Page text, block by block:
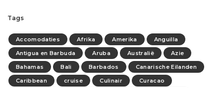
Tags
Accomodaties Afrika Amerika
Anguilla
Antigua en Barbuda
Aruba Australië
Azie
Bahamas
Bali Barbados
Canarische Eilanden
Caribbean
cruise Culinair
Curacao